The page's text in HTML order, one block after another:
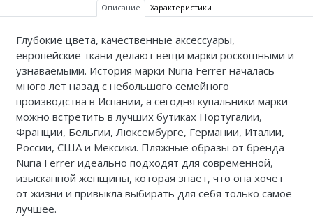
Описание Характеристики
Глубокие цвета, качественные аксессуары,
европейские ткани делают вещи марки роскошными и
узнаваемыми. История марки Nuria Ferrer началась
много лет назад с небольшого семейного
производства в Испании, а сегодня купальники марки
можно встретить в лучших бутиках Португалии,
Франции, Бельгии, Люксембурге, Германии, Италии,
России, США и Мексики. Пляжные образы от бренда
Nuria Ferrer идеально подходят для современной,
изысканной женщины, которая знает, что она хочет
от жизни и привыкла выбирать для себя только самое
лучшее.